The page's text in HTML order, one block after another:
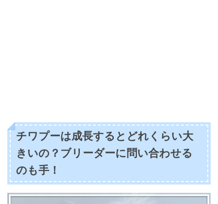
チワプーは成長するとどれくらい大
きいの？ブリーダーに問い合わせる
のも手！